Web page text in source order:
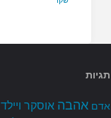
תגיות
אדם אהבה אוסקר ויילד